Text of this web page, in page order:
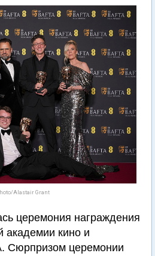
Alastair Grant
церемония награждения
академии кино и
Сюрпризом церемонии